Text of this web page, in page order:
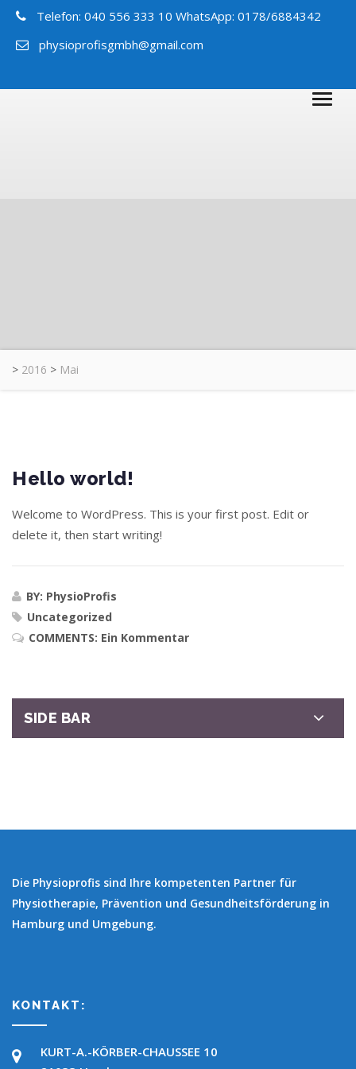
Telefon: 040 556 333 10 WhatsApp: 0178/6884342
physioprofisgmbh@gmail.com
> 2016 > Mai
Hello world!
Welcome to WordPress. This is your first post. Edit or
delete it, then start writing!
BY: PhysioProfis
Uncategorized
COMMENTS: Ein Kommentar
SIDE BAR
Die Physioprofis sind Ihre kompetenten Partner für
Physiotherapie, Prävention und Gesundheitsförderung in
Hamburg und Umgebung.
KONTAKT:
KURT-A.-KÖRBER-CHAUSSEE 10